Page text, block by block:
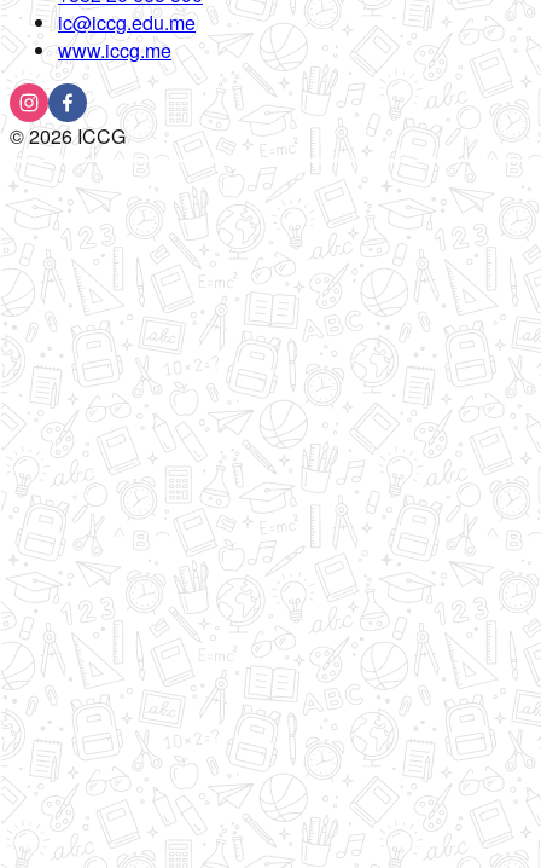
ic@iccg.edu.me
www.iccg.me
©2026ICCG